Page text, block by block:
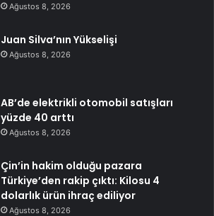
Ağustos 8, 2026
Juan Silva’nın Yükselişi
Ağustos 8, 2026
AB’de elektrikli otomobil satışları
yüzde 40 arttı
Ağustos 8, 2026
Çin’in hakim olduğu pazara
Türkiye’den rakip çıktı: Kilosu 4
dolarlık ürün ihraç ediliyor
Ağustos 8, 2026